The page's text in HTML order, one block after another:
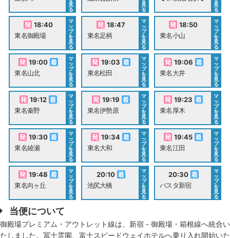
見
る
見
る
見
る
18:40
東名御殿場
マ
ッ
プ
を
見
る
18:47
東名足柄
マ
ッ
プ
を
見
る
18:50
東名小山
マ
ッ
プ
を
見
る
19:00
東名山北
マ
ッ
プ
を
見
る
19:03
東名松田
マ
ッ
プ
を
見
る
19:06
東名大井
マ
ッ
プ
を
見
る
19:12
東名秦野
マ
ッ
プ
を
見
る
19:19
東名伊勢原
マ
ッ
プ
を
見
る
19:23
東名厚木
マ
ッ
プ
を
見
る
19:30
東名綾瀬
マ
ッ
プ
を
見
る
19:34
東名大和
マ
ッ
プ
を
見
る
19:45
東名江田
マ
ッ
プ
を
見
る
19:48
東名向ヶ丘
マ
ッ
プ
を
見
る
20:10
池尻大橋
マ
ッ
プ
を
見
る
20:30
バスタ新宿
マ
ッ
プ
を
見
る
当便について
御殿場プレミアム・アウトレット線は、新宿－御殿場・箱根線へ統合い
たしました。冨士霊園、富士スピードウェイホテルへ乗り入れ開始いた